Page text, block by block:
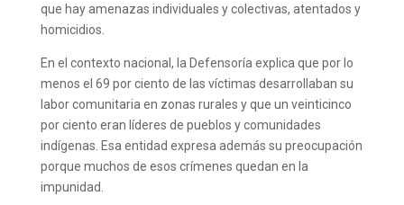
que hay amenazas individuales y colectivas, atentados y
homicidios.
En el contexto nacional, la Defensoría explica que por lo
menos el 69 por ciento de las víctimas desarrollaban su
labor comunitaria en zonas rurales y que un veinticinco
por ciento eran líderes de pueblos y comunidades
indígenas. Esa entidad expresa además su preocupación
porque muchos de esos crímenes quedan en la
impunidad.